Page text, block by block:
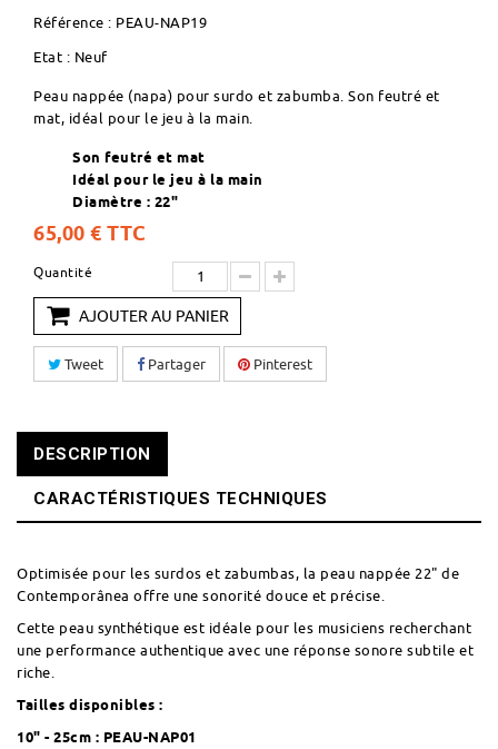
Référence : PEAU-NAP19
Etat : Neuf
Peau nappée (napa) pour surdo et zabumba. Son feutré et
mat, idéal pour le jeu à la main.
Son feutré et mat
Idéal pour le jeu à la main
Diamètre : 22"
65,00 € TTC
Quantité
AJOUTER AU PANIER
Tweet Partager Pinterest
DESCRIPTION
CARACTÉRISTIQUES TECHNIQUES
Optimisée pour les surdos et zabumbas, la peau nappée 22" de
Contemporânea offre une sonorité douce et précise.
Cette peau synthétique est idéale pour les musiciens recherchant
une performance authentique avec une réponse sonore subtile et
riche.
Tailles disponibles :
10" - 25cm : PEAU-NAP01